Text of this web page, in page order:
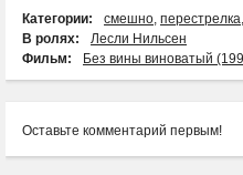
Категории: смешно, перестрелка,
В ролях:
Лесли Нильсен
Фильм:
Без вины виноватый
Оставьте комментарий первым!